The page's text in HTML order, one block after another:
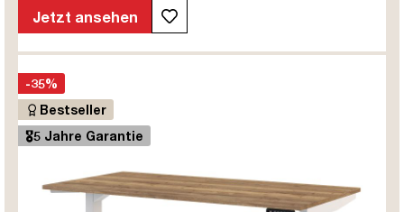
zu 80 kg | Y-Line | Steckertyp C
Jetzt ansehen
-35%
Bestseller
🎖️5 Jahre Garantie